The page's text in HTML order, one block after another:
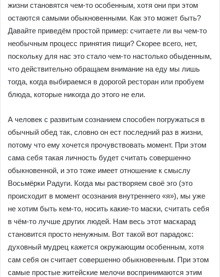
жизни становятся чем-то особенным, хотя они при этом
остаются самыми обыкновенными. Как это может быть?
Давайте приведём простой пример: считаете ли вы чем-то
необычным процесс принятия пищи? Скорее всего, нет,
поскольку для нас это стало чем-то настолько обыденным,
что действительно обращаем внимание на еду мы лишь
тогда, когда выбираемся в дорогой ресторан или пробуем
блюда, которые никогда до этого не ели.
А человек с развитым сознанием способен погружаться в
обычный обед так, словно он ест последний раз в жизни,
потому что ему хочется прочувствовать момент. При этом
сама себя такая личность будет считать совершенно
обыкновенной, и это тоже имеет отношение к смыслу
Восьмёрки Радуги. Когда мы растворяем своё эго (это
происходит в момент осознания внутреннего «я»), мы уже
не хотим быть кем-то, носить какие-то маски, считать себя
в чём-то лучше других людей. Нам весь этот маскарад
становится просто ненужным. Вот такой вот парадокс:
духовный мудрец кажется окружающим особенным, хотя
сам себя он считает совершенно обыкновенным. При этом
самые простые житейские мелочи воспринимаются этим